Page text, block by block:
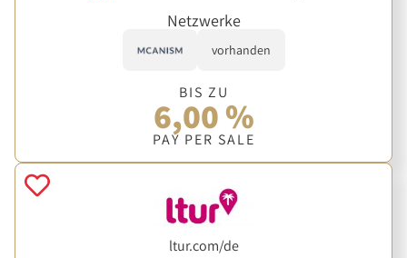
Netzwerke
vorhanden
BIS ZU
6,00 %
PAY PER SALE
ltur.com/de